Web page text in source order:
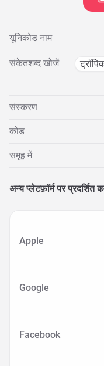
यूनिकोड नाम
संकेतशब्द खोजें
संस्करण
कोड
समूह में
अन्य प्लेटफ़ॉर्म पर प्रदर्शित
Apple
Google
Facebook